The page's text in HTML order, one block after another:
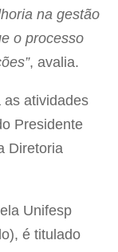
na gestão
o processo
, avalia.
as atividades
Presidente
Diretoria
Unifesp
é titulado